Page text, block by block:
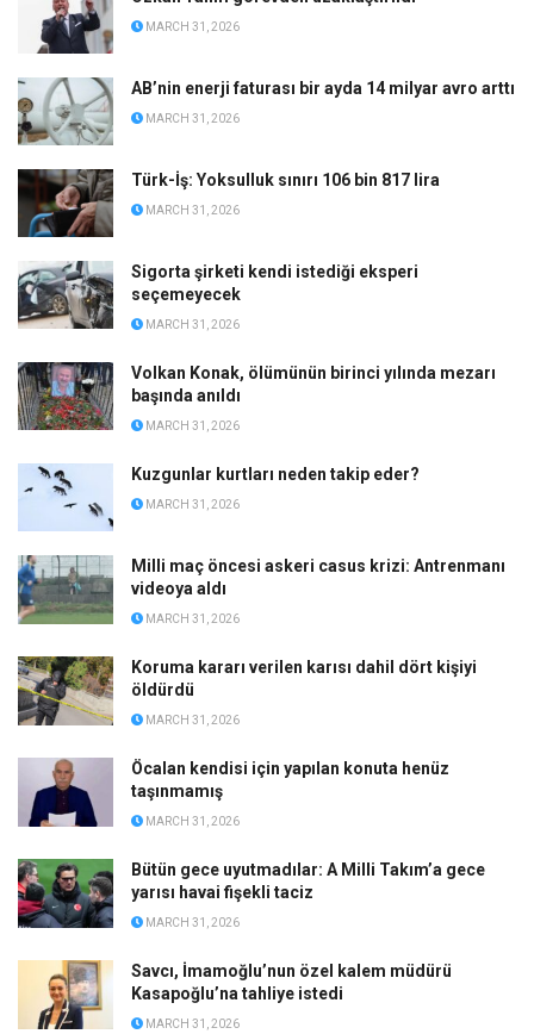
MARCH 31, 2026
AB’nin enerji faturası bir ayda 14 milyar avro arttı
MARCH 31, 2026
Türk-İş: Yoksulluk sınırı 106 bin 817 lira
MARCH 31, 2026
Sigorta şirketi kendi istediği eksperi
seçemeyecek
MARCH 31, 2026
Volkan Konak, ölümünün birinci yılında mezarı
başında anıldı
MARCH 31, 2026
Kuzgunlar kurtları neden takip eder?
MARCH 31, 2026
Milli maç öncesi askeri casus krizi: Antrenmanı
videoya aldı
MARCH 31, 2026
Koruma kararı verilen karısı dahil dört kişiyi
öldürdü
MARCH 31, 2026
Öcalan kendisi için yapılan konuta henüz
taşınmamış
MARCH 31, 2026
Bütün gece uyutmadılar: A Milli Takım’a gece
yarısı havai fişekli taciz
MARCH 31, 2026
Savcı, İmamoğlu’nun özel kalem müdürü
Kasapoğlu’na tahliye istedi
MARCH 31, 2026